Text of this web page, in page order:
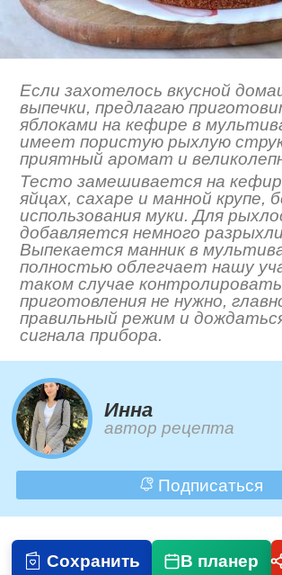
Если захотелось вкусной
выпечки, предлагаю
яблоками на кефире в
имеет пористую рыхлую
приятный аромат и
Тесто замешивается на
яйцах, сахаре и манной крупе,
использования муки. Для
добавляется немного
Выпекается манник в
полностью облегчает нашу
таком случае
приготовления не нужно,
правильный режим и
сигнала прибора.
Инна
автор рецепта
Подписаться
Сохранить В планер